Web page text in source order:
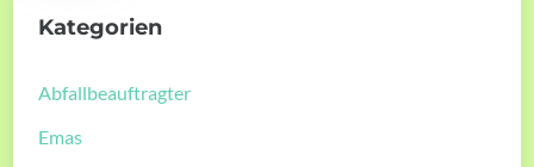
Kategorien
Abfallbeauftragter
Emas